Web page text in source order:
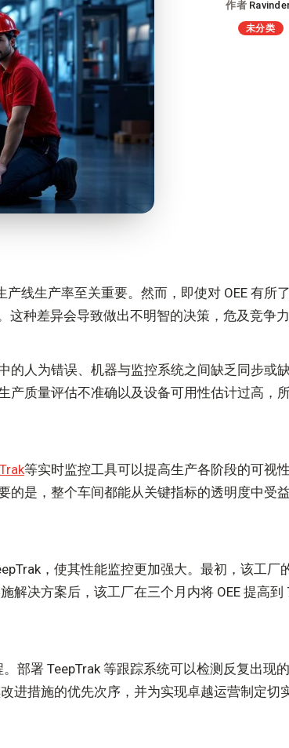
作者
未分类
产线生产率至关重要。然而，即使对 OEE 有所
种差异会导致做出不明智的决策，危及竞争力
的人为错误、机器与监控系统之间缺乏同步或
产质量评估不准确以及设备可用性估计过高，
等实时监控工具可以提高生产各阶段的可视
是，整个车间都能从关键指标的透明度中受
，使其性能监控更加强大。最初，该工厂
解决方案后，该工厂在三个月内将 OEE 提高
部署 TeepTrak 等跟踪系统可以检测反复出现
进措施的优先次序，并为实现卓越运营制定切